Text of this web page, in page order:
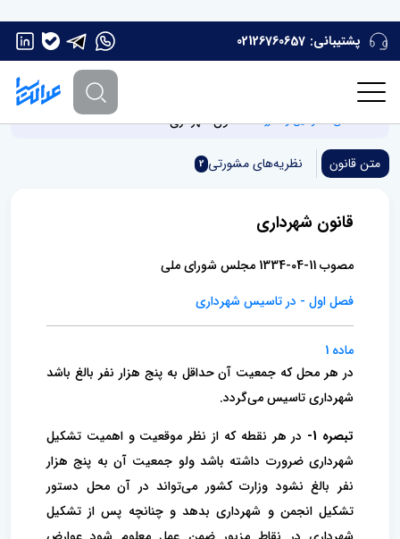
پشتیبانی: 02126760657
صفحه اصلی قوانین و مقررات قانون شهرداری
متن قانون نظریه‌های مشورتی 2
قانون شهرداری
مصوب 11-04-1334 مجلس شورای ملی
فصل اول - در تاسیس شهرداری
ماده 1
در هر محل که جمعیت آن حداقل به پنج هزار نفر بالغ باشد
شهرداری تاسیس می‌گردد. ‌
تبصره 1-
در هر نقطه‌ که از نظر موقعیت و اهمیت تشکیل
شهرداری ضرورت داشته باشد ولو جمعیت آن به پنج هزار
نفر بالغ نشود وزارت کشور می‌تواند در آن محل دستور
تشکیل انجمن و شهرداری بدهد و چنانچه پس از تشکیل